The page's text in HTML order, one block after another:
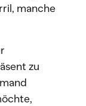
manche
zu